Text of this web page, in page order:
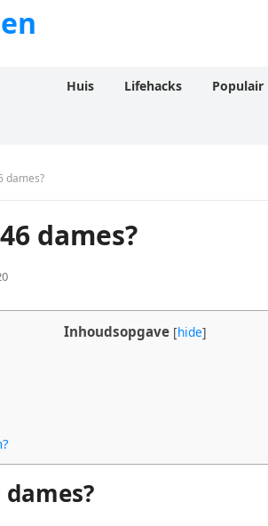
Huis Lifehacks Populair
dames?
dames?
Inhoudsopgave [hide]